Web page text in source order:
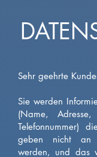
Sehr geehrte
Sie werden
(Name,
Telefonnummer)
geben nicht an
werden, und das